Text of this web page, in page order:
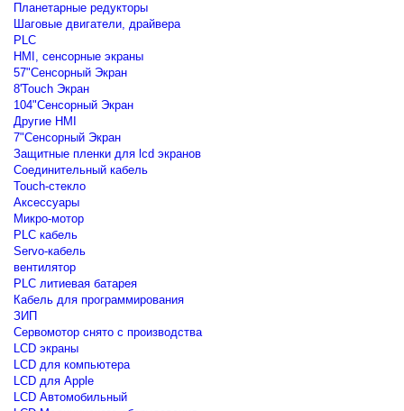
Планетарные редукторы
Шаговые двигатели, драйвера
PLC
HMI, сенсорные экраны
57"Сенсорный Экран
8'Touch Экран
104"Сенсорный Экран
Другие HMI
7"Сенсорный Экран
Защитные пленки для lcd экранов
Соединительный кабель
Touch-стекло
Аксессуары
Микро-мотор
PLC кабель
Servo-кабель
вентилятор
PLC литиевая батарея
Кабель для программирования
ЗИП
Сервомотор снято с производства
LCD экраны
LCD для компьютера
LCD для Apple
LCD Автомобильный